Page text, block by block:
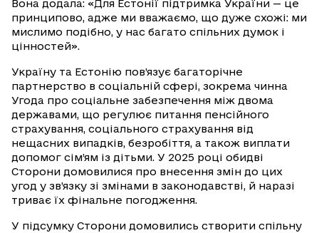
Вона додала: «Для Естонії підтримка України — це
принципово, адже ми вважаємо, що дуже схожі: ми
мислимо подібно, у нас багато спільних думок і
цінностей».
Україну та Естонію пов’язує багаторічне
партнерство в соціальній сфері, зокрема чинна
Угода про соціальне забезпечення між двома
державами, що регулює питання пенсійного
страхування, соціального страхування від
нещасних випадків, безробіття, а також виплати
допомог сім’ям із дітьми. У 2025 році обидві
Сторони домовилися про внесення змін до цих
угод у зв’язку зі змінами в законодавстві, й наразі
триває їх фінальне погодження.
У підсумку Сторони домовились створити спільну